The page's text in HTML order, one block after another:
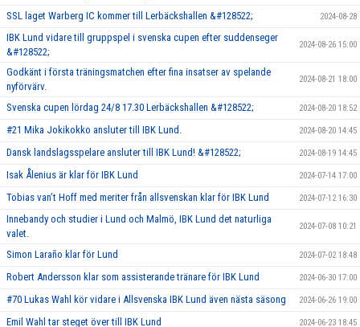
SSL laget Warberg IC kommer till Lerbäckshallen &#128522; 2024-08-28
IBK Lund vidare till gruppspel i svenska cupen efter suddenseger
&#128522;
2024-08-26 15:00
Godkänt i första träningsmatchen efter fina insatser av spelande
nyförvärv.
2024-08-21 18:00
Svenska cupen lördag 24/8 17.30 Lerbäckshallen &#128522; 2024-08-20 18:52
#21 Mika Jokikokko ansluter till IBK Lund. 2024-08-20 14:45
Dansk landslagsspelare ansluter till IBK Lund! &#128522; 2024-08-19 14:45
Isak Ålenius är klar för IBK Lund 2024-07-14 17:00
Tobias van’t Hoff med meriter från allsvenskan klar för IBK Lund 2024-07-12 16:30
Innebandy och studier i Lund och Malmö, IBK Lund det naturliga
valet.
2024-07-08 10:21
Simon Laraño klar för Lund 2024-07-02 18:48
Robert Andersson klar som assisterande tränare för IBK Lund 2024-06-30 17:00
#70 Lukas Wahl kör vidare i Allsvenska IBK Lund även nästa säsong 2024-06-26 19:00
Emil Wahl tar steget över till IBK Lund 2024-06-23 18:45